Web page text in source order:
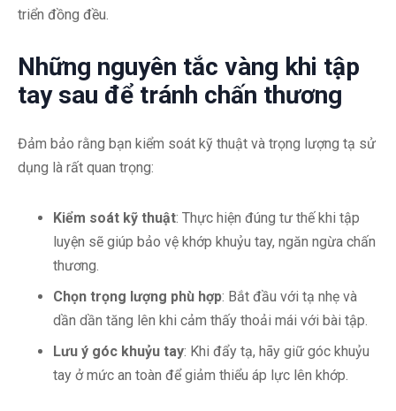
triển đồng đều.
Những nguyên tắc vàng khi tập
tay sau để tránh chấn thương
Đảm bảo rằng bạn kiểm soát kỹ thuật và trọng lượng tạ sử
dụng là rất quan trọng:
Kiểm soát kỹ thuật: Thực hiện đúng tư thế khi tập
luyện sẽ giúp bảo vệ khớp khuỷu tay, ngăn ngừa chấn
thương.
Chọn trọng lượng phù hợp: Bắt đầu với tạ nhẹ và
dần dần tăng lên khi cảm thấy thoải mái với bài tập.
Lưu ý góc khuỷu tay: Khi đẩy tạ, hãy giữ góc khuỷu
tay ở mức an toàn để giảm thiểu áp lực lên khớp.